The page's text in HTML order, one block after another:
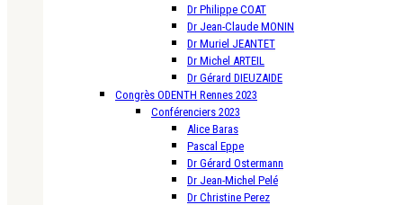
Dr Philippe COAT
Dr Jean-Claude MONIN
Dr Muriel JEANTET
Dr Michel ARTEIL
Dr Gérard DIEUZAIDE
Congrès ODENTH Rennes 2023
Conférenciers 2023
Alice Baras
Pascal Eppe
Dr Gérard Ostermann
Dr Jean-Michel Pelé
Dr Christine Perez